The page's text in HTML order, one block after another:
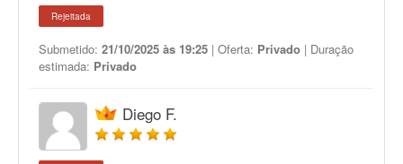
Rejeitada
Submetido: 21/10/2025 às 19:25 | Oferta: Privado | Duração
estimada: Privado
Diego F.